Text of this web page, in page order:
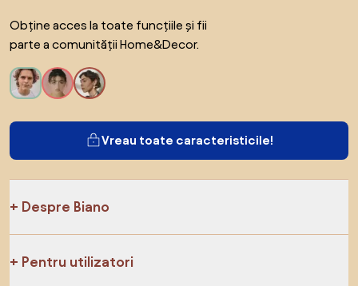
Obține acces la toate funcțiile și fii
parte a comunității Home&Decor.
Vreau toate caracteristicile!
Despre Biano
Pentru utilizatori